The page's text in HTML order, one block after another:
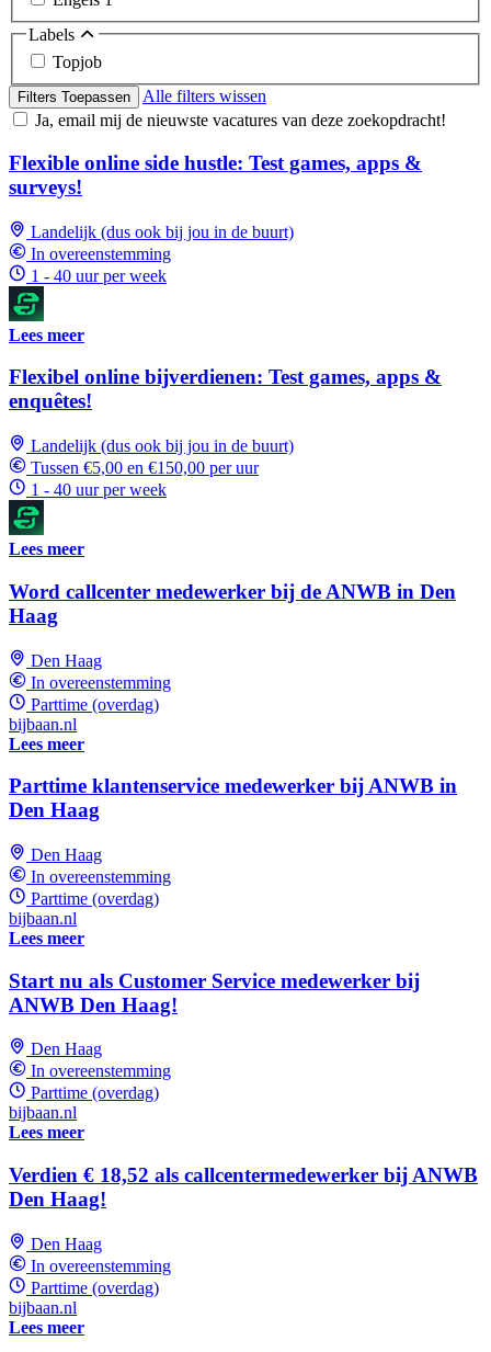
Labels
Topjob
Filters Toepassen
Alle filters wissen
Ja, email mij de nieuwste vacatures van deze zoekopdracht!
Flexible online side hustle: Test games, apps &
surveys!
Landelijk (dus ook bij jou in de buurt)
In overeenstemming
1 - 40 uur per week
Lees meer
Flexibel online bijverdienen: Test games, apps &
enquêtes!
Landelijk (dus ook bij jou in de buurt)
Tussen €5,00 en €150,00 per uur
1 - 40 uur per week
Lees meer
Word callcenter medewerker bij de ANWB in Den
Haag
Den Haag
In overeenstemming
Parttime (overdag)
bijbaan.nl
Lees meer
Parttime klantenservice medewerker bij ANWB in
Den Haag
Den Haag
In overeenstemming
Parttime (overdag)
bijbaan.nl
Lees meer
Start nu als Customer Service medewerker bij
ANWB Den Haag!
Den Haag
In overeenstemming
Parttime (overdag)
bijbaan.nl
Lees meer
Verdien € 18,52 als callcentermedewerker bij ANWB
Den Haag!
Den Haag
In overeenstemming
Parttime (overdag)
bijbaan.nl
Lees meer